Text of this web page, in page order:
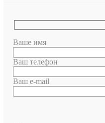
Ваше имя
Ваш телефон
Ваш e-mail